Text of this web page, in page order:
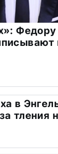
Федору
в
тления